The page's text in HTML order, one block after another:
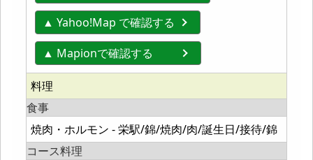
▲ Yahoo!Map で確認する
▲ Mapionで確認する
料理
食事
焼肉・ホルモン - 栄駅/錦/焼肉/肉/誕生日/接待/錦
コース料理